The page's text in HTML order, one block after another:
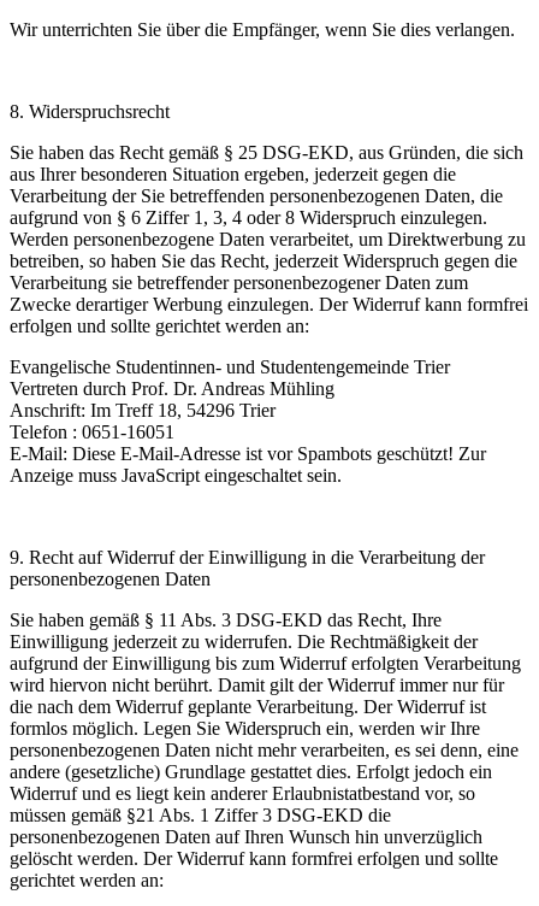
Wir unterrichten Sie über die Empfänger, wenn Sie dies verlangen.
8. Widerspruchsrecht
Sie haben das Recht gemäß § 25 DSG-EKD, aus Gründen, die sich
aus Ihrer besonderen Situation ergeben, jederzeit gegen die
Verarbeitung der Sie betreffenden personenbezogenen Daten, die
aufgrund von § 6 Ziffer 1, 3, 4 oder 8 Widerspruch einzulegen.
Werden personenbezogene Daten verarbeitet, um Direktwerbung zu
betreiben, so haben Sie das Recht, jederzeit Widerspruch gegen die
Verarbeitung sie betreffender personenbezogener Daten zum
Zwecke derartiger Werbung einzulegen. Der Widerruf kann formfrei
erfolgen und sollte gerichtet werden an:
Evangelische Studentinnen- und Studentengemeinde Trier
Vertreten durch Prof. Dr. Andreas Mühling
Anschrift: Im Treff 18, 54296 Trier
Telefon : 0651-16051
E-Mail: Diese E-Mail-Adresse ist vor Spambots geschützt! Zur
Anzeige muss JavaScript eingeschaltet sein.
9. Recht auf Widerruf der Einwilligung in die Verarbeitung der
personenbezogenen Daten
Sie haben gemäß § 11 Abs. 3 DSG-EKD das Recht, Ihre
Einwilligung jederzeit zu widerrufen. Die Rechtmäßigkeit der
aufgrund der Einwilligung bis zum Widerruf erfolgten Verarbeitung
wird hiervon nicht berührt. Damit gilt der Widerruf immer nur für
die nach dem Widerruf geplante Verarbeitung. Der Widerruf ist
formlos möglich. Legen Sie Widerspruch ein, werden wir Ihre
personenbezogenen Daten nicht mehr verarbeiten, es sei denn, eine
andere (gesetzliche) Grundlage gestattet dies. Erfolgt jedoch ein
Widerruf und es liegt kein anderer Erlaubnistatbestand vor, so
müssen gemäß §21 Abs. 1 Ziffer 3 DSG-EKD die
personenbezogenen Daten auf Ihren Wunsch hin unverzüglich
gelöscht werden. Der Widerruf kann formfrei erfolgen und sollte
gerichtet werden an: